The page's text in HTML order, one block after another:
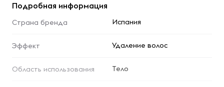
Подробная информация
Страна бренда Испания
Эффект Удаление волос
Область использования Тело